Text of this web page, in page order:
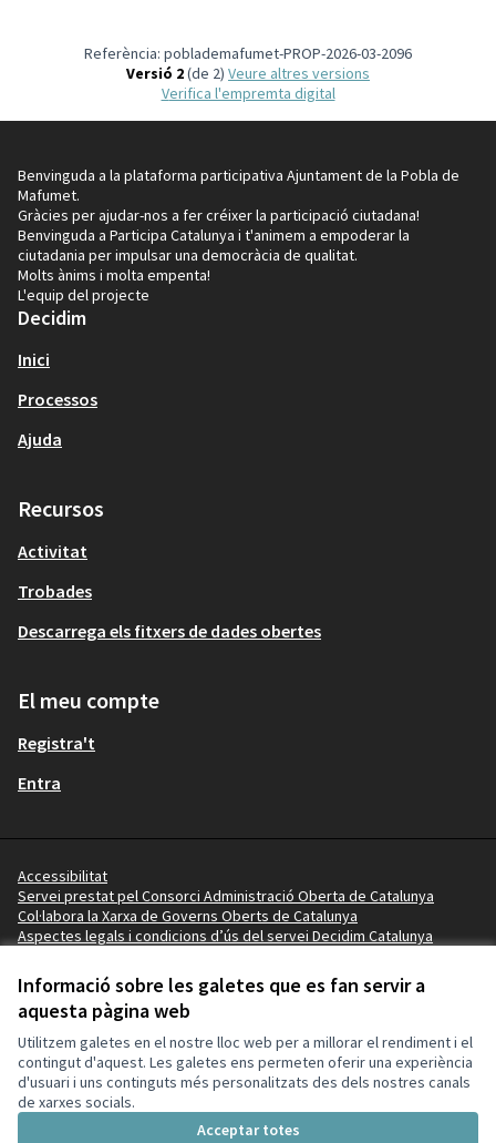
Informació sobre les galetes que es fan servir a
aquesta pàgina web
Utilitzem galetes en el nostre lloc web per a millorar el rendiment i el
contingut d'aquest. Les galetes ens permeten oferir una experiència
d'usuari i uns continguts més personalitzats des dels nostres canals
de xarxes socials.
Acceptar totes
Referència: poblademafumet-PROP-2026-03-2096
Versió 2(de 2)
veure altres versions
Verifica l'empremta digital
Benvinguda a la plataforma participativa Ajuntament de la Pobla de
Mafumet.
Gràcies per ajudar-nos a fer créixer la participació ciutadana!
Benvinguda a Participa Catalunya i t'animem a empoderar la
ciutadania per impulsar una democràcia de qualitat.
Molts ànims i molta empenta!
L'equip del projecte
Decidim
Inici
Processos
Ajuda
Recursos
Activitat
Trobades
Descarrega els fitxers de dades obertes
El meu compte
Registra't
Entra
Accessibilitat
Servei prestat pel Consorci Administració Oberta de Catalunya
Col·labora la Xarxa de Governs Oberts de Catalunya
Aspectes legals i condicions d’ús del servei Decidim Catalunya
Termes i condicions
Configuració de les galetes
Ajuntament de la Pobla de Mafumet a X
(Enllaç extern)
Ajuntament de la Pobla de Mafumet a Facebook
(Enllaç extern)
Ajuntament de la Pobla de Mafumet a Instagram
(Enllaç extern)
Ajuntament de la Pobla de Mafumet a YouTube
(Enllaç extern)
Ajuntament de la Pobla de Mafumet a GitHub
(Enllaç extern)
Amb
(Enllaç